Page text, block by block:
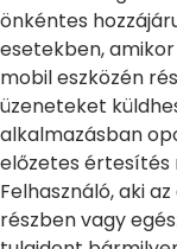
önkéntes
esetekben,
mobil eszközén
üzeneteket
alkalmazásban
előzetes értesítés
Felhasználó, aki
részben vagy